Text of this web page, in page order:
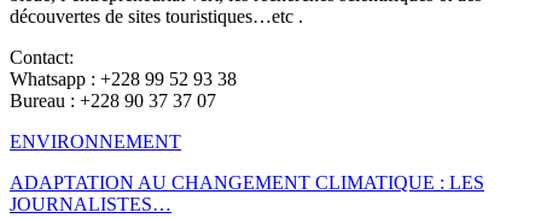
découvertes de sites touristiques…etc .
Contact:
Whatsapp : +228 99 52 93 38
Bureau : +228 90 37 37 07
ENVIRONNEMENT
ADAPTATION AU CHANGEMENT CLIMATIQUE : LES
JOURNALISTES…